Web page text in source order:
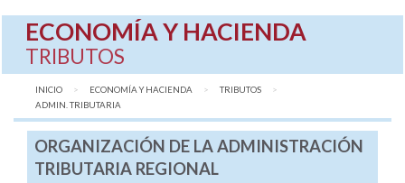
ECONOMÍA Y HACIENDA
TRIBUTOS
INICIO ECONOMÍA Y HACIENDA
TRIBUTOS
AQUÍ:
ADMIN. TRIBUTARIA
ORGANIZACIÓN DE LA ADMINISTRACIÓN
TRIBUTARIA REGIONAL